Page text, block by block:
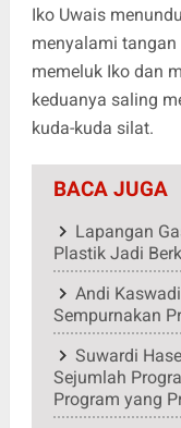
Iko Uwais
menyalami tangan
memeluk Iko dan
keduanya saling
kuda-kuda silat.
BACA JUGA
Lapangan
Plastik Jadi
Andi
Sempurnakan
Suwardi
Sejumlah
Program yang